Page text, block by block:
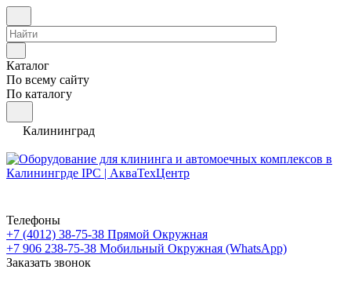
Каталог
По всему сайту
По каталогу
Калининград
Телефоны
+7 (4012) 38-75-38 Прямой Окружная
+7 906 238-75-38 Мобильный Окружная (WhatsApp)
Заказать звонок